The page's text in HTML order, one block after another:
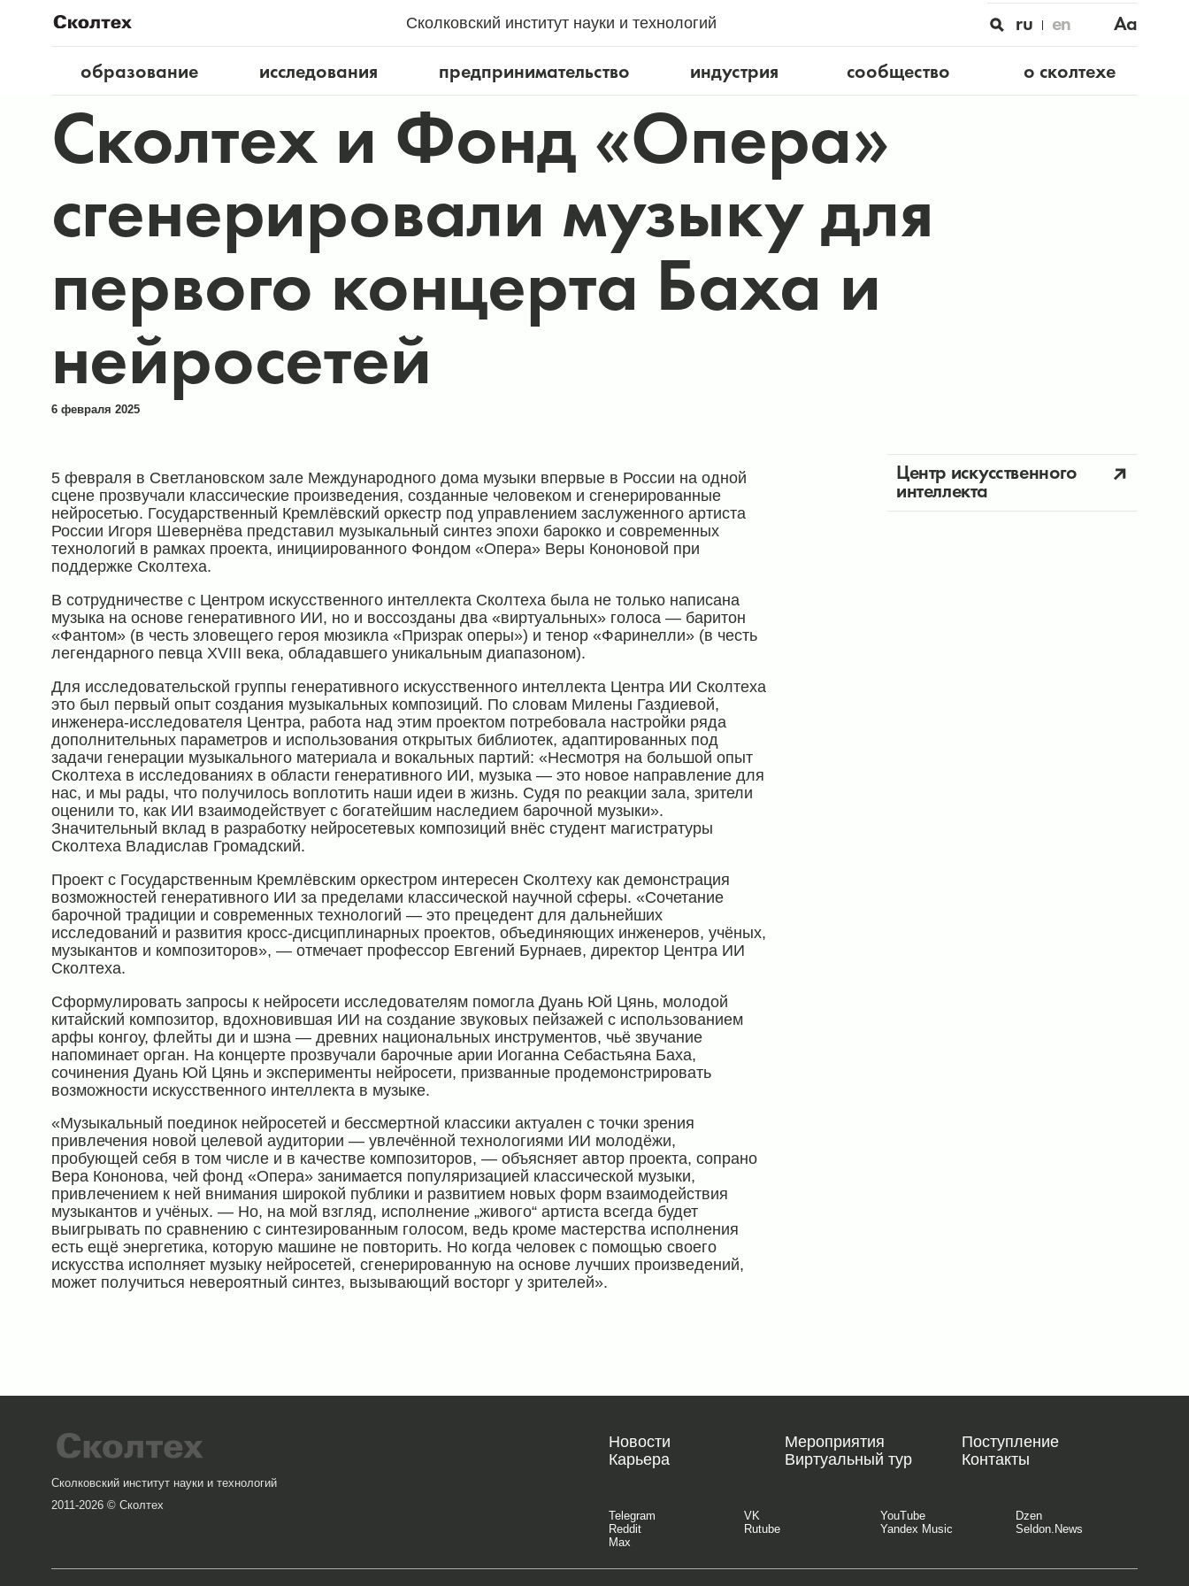
Сколковский институт науки и технологий ru en
Aa
образование
исследования предпринимательство индустрия сообщество о сколтехе
Сколтех и Фонд «Опера»
сгенерировали музыку для
первого концерта Баха и
нейросетей
6 февраля 2025
5 февраля в Светлановском зале Международного дома музыки впервые в России на одной
сцене прозвучали классические произведения, созданные человеком и сгенерированные
нейросетью. Государственный Кремлёвский оркестр под управлением заслуженного артиста
России Игоря Шевернёва представил музыкальный синтез эпохи барокко и современных
технологий в рамках проекта, инициированного Фондом «Опера» Веры Кононовой при
поддержке Сколтеха.
В сотрудничестве с Центром искусственного интеллекта Сколтеха была не только написана
музыка на основе генеративного ИИ, но и воссозданы два «виртуальных» голоса — баритон
«Фантом» (в честь зловещего героя мюзикла «Призрак оперы») и тенор «Фаринелли» (в честь
легендарного певца XVIII века, обладавшего уникальным диапазоном).
Для исследовательской группы генеративного искусственного интеллекта Центра ИИ Сколтеха
это был первый опыт создания музыкальных композиций. По словам Милены Газдиевой,
инженера-исследователя Центра, работа над этим проектом потребовала настройки ряда
дополнительных параметров и использования открытых библиотек, адаптированных под
задачи генерации музыкального материала и вокальных партий: «Несмотря на большой опыт
Сколтеха в исследованиях в области генеративного ИИ, музыка — это новое направление для
нас, и мы рады, что получилось воплотить наши идеи в жизнь. Судя по реакции зала, зрители
оценили то, как ИИ взаимодействует с богатейшим наследием барочной музыки».
Значительный вклад в разработку нейросетевых композиций внёс студент магистратуры
Сколтеха Владислав Громадский.
Проект с Государственным Кремлёвским оркестром интересен Сколтеху как демонстрация
возможностей генеративного ИИ за пределами классической научной сферы. «Сочетание
барочной традиции и современных технологий — это прецедент для дальнейших
исследований и развития кросс-дисциплинарных проектов, объединяющих инженеров, учёных,
музыкантов и композиторов», — отмечает профессор Евгений Бурнаев, директор Центра ИИ
Сколтеха.
Сформулировать запросы к нейросети исследователям помогла Дуань Юй Цянь, молодой
китайский композитор, вдохновившая ИИ на создание звуковых пейзажей с использованием
арфы конгоу, флейты ди и шэна — древних национальных инструментов, чьё звучание
напоминает орган. На концерте прозвучали барочные арии Иоганна Себастьяна Баха,
сочинения Дуань Юй Цянь и эксперименты нейросети, призванные продемонстрировать
возможности искусственного интеллекта в музыке.
«Музыкальный поединок нейросетей и бессмертной классики актуален с точки зрения
привлечения новой целевой аудитории — увлечённой технологиями ИИ молодёжи,
пробующей себя в том числе и в качестве композиторов, — объясняет автор проекта, сопрано
Вера Кононова, чей фонд «Опера» занимается популяризацией классической музыки,
привлечением к ней внимания широкой публики и развитием новых форм взаимодействия
музыкантов и учёных. — Но, на мой взгляд, исполнение „живого“ артиста всегда будет
выигрывать по сравнению с синтезированным голосом, ведь кроме мастерства исполнения
есть ещё энергетика, которую машине не повторить. Но когда человек с помощью своего
искусства исполняет музыку нейросетей, сгенерированную на основе лучших произведений,
может получиться невероятный синтез, вызывающий восторг у зрителей».
Центр искусственного
интеллекта
Сколковский институт науки и технологий
2011-2026 © Сколтех
Новости Мероприятия
Поступление
Карьера
Виртуальный тур Контакты
Telegram VK YouTube
Dzen
Reddit
Rutube Yandex Music
Seldon.News
Max